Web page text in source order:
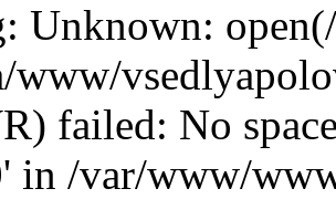
Unknown:
www/
failed: No
in /var/www/